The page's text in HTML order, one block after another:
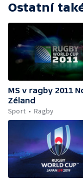
Ostatní
MS v ragby 2011
Zéland
Sport
Ragby